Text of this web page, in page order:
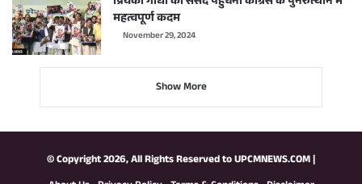
महत्वपूर्ण कदम
November 29, 2024
Show More
© Copyright 2026, All Rights Reserved toUPCMNEWS.COM|